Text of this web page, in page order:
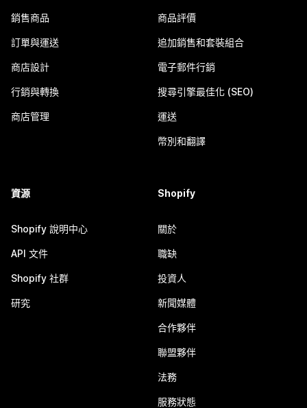
銷售商品
訂單與運送
商店設計
行銷與轉換
商店管理
商品評價
追加銷售和套裝組合
電子郵件行銷
搜尋引擎最佳化 (SEO)
運送
幣別和翻譯
資源
Shopify 說明中心
API 文件
Shopify 社群
研究
Shopify
關於
職缺
投資人
新聞媒體
合作夥伴
聯盟夥伴
法務
服務狀態